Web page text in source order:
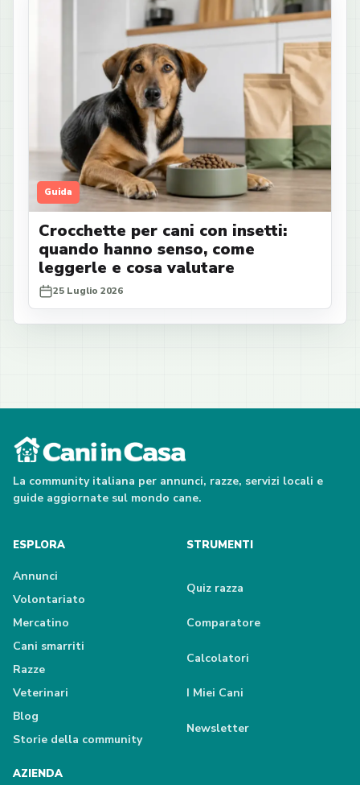
Guida
Crocchette per cani con insetti:
quando hanno senso, come
leggerle e cosa valutare
25 Luglio 2026
La community italiana per annunci, razze, servizi locali e
guide aggiornate sul mondo cane.
ESPLORA
Annunci
Volontariato
Mercatino
Cani smarriti
Razze
Veterinari
Blog
Storie della community
STRUMENTI
Quiz razza
Comparatore
Calcolatori
I Miei Cani
Newsletter
AZIENDA